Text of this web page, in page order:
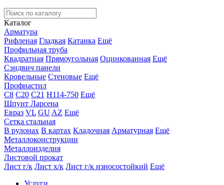
Каталог
Арматура
Рифленая Гладкая Катанка Ещё
Профильная труба
Квадратная Прямоугольная Оцинкованная Ещё
Сэндвич панели
Кровельные Стеновые Ещё
Профнастил
С8 С20 С21 Н114-750 Ещё
Шпунт Ларсена
Евраз VL GU AZ Ещё
Сетка стальная
В рулонах В картах Кладочная Арматурная Ещё
Металлоконструкции
Металлоизделия
Листовой прокат
Лист г/к Лист х/к Лист г/к износостойкий Ещё
Услуги